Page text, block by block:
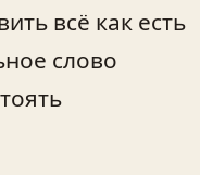
всё как есть
слово